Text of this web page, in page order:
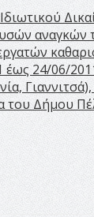
έως 24/06/
του Δήμου